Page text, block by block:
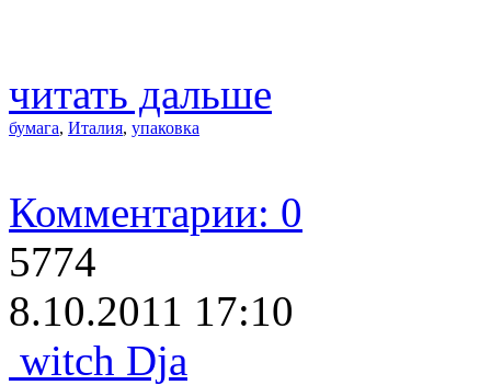
читать дальше
бумага, Италия, упаковка
Комментарии: 0
5774
8.10.2011 17:10
witch Dja